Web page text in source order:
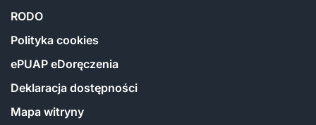
RODO
Polityka cookies
ePUAP eDoręczenia
Deklaracja dostępności
Mapa witryny